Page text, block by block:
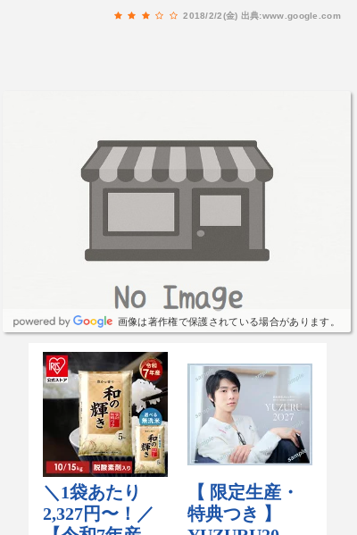
2018/2/2(金) 出典:www.google.com
画像は著作権で保護されている場合があります。